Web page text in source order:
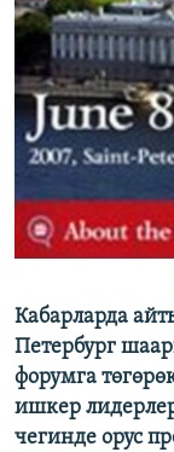
АЗАТТЫК+
ЫҢГАЙСЫЗ
ЭЕ/АРнун
Кабарларда
Петербург
форумга
ишкер
чегинде орус